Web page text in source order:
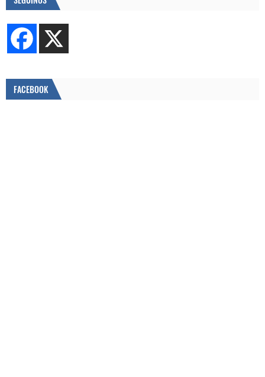
FACEBOOK